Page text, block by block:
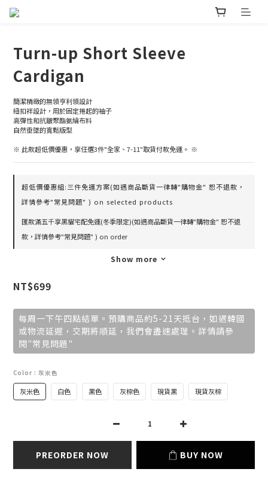
Turn-up Short Sleeve
Cardigan
簡潔精緻的無領亨利領設計
紐扣袢設計，用於固定捲起的袖子
高彈性和抗皺聚酯氨綸布料
自然垂墜的寬鬆版型
※ 此款超低價優惠，享任選3件"全家、7-11"取貨付款免運。 ※
超低價優惠組:三件免運方案(如遇商品斷貨一律轉"購物金" 恕不退款，
詳情參考"常見問題" ) on selected products
匯款滿五千享黑貓宅配免運(冬季限定)(如遇商品斷貨一律轉"購物金" 恕不退
款，詳情參考"常見問題" ) on order
Show more
NT$699
每周一下午四點結單。預購商品約5-21天抵台，如遇韓國
或物流延遲，交期將順延，我們會盡速處理。詳情請參
閱"常見問題"
Color : 灰米色
灰米色 白色 黑色 灰棕色 現貨黑 現貨灰棕
PREORDER NOW BUY NOW